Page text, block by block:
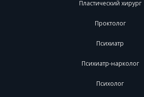
Пластический хирург
Проктолог
Психиатр
Психиатр-нарколог
Психолог